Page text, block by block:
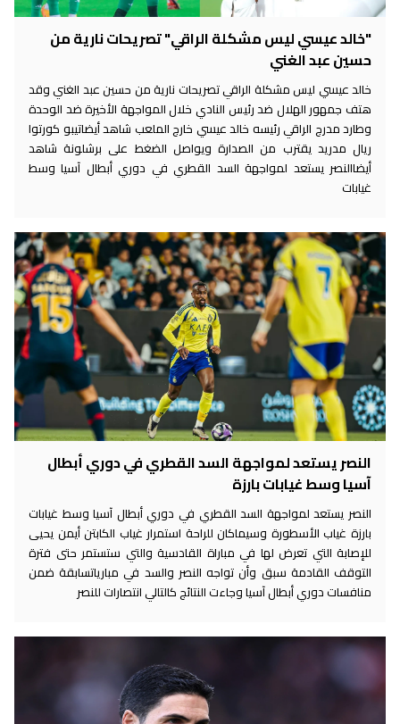
"خالد عيسي ليس مشكلة الراقي" تصريحات نارية من
حسين عبد الغني
خالد عيسي ليس مشكلة الراقي تصريحات نارية من حسين عبد الغني وقد
هتف جمهور الهلال ضد رئيس النادي خلال المواجهة الأخيرة ضد الوحدة
وطارد مدرج الراقي رئيسه خالد عيسي خارج الملعب شاهد أيضاتيبو كورتوا
ريال مدريد يقترب من الصدارة ويواصل الضغط على برشلونة شاهد
أيضاالنصر يستعد لمواجهة السد القطري في دوري أبطال آسيا وسط
غيابات
النصر يستعد لمواجهة السد القطري في دوري أبطال
آسيا وسط غيابات بارزة
النصر يستعد لمواجهة السد القطري في دوري أبطال آسيا وسط غيابات
بارزة غياب الأسطورة وسيماكان للراحة استمرار غياب الكابتن أيمن يحيى
للإصابة التي تعرض لها في مباراة القادسية والتي ستستمر حتى فترة
التوقف القادمة سبق وأن تواجه النصر والسد في مبارياتسابقة ضمن
منافسات دوري أبطال آسيا وجاءت النتائج كالتالي انتصارات للنصر